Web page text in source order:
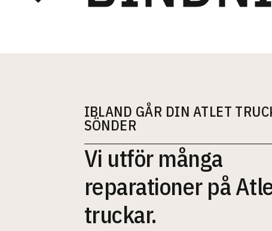
IBLAND GÅR DIN ATLET
SÖNDER
Vi utför många
reparationer på
truckar.